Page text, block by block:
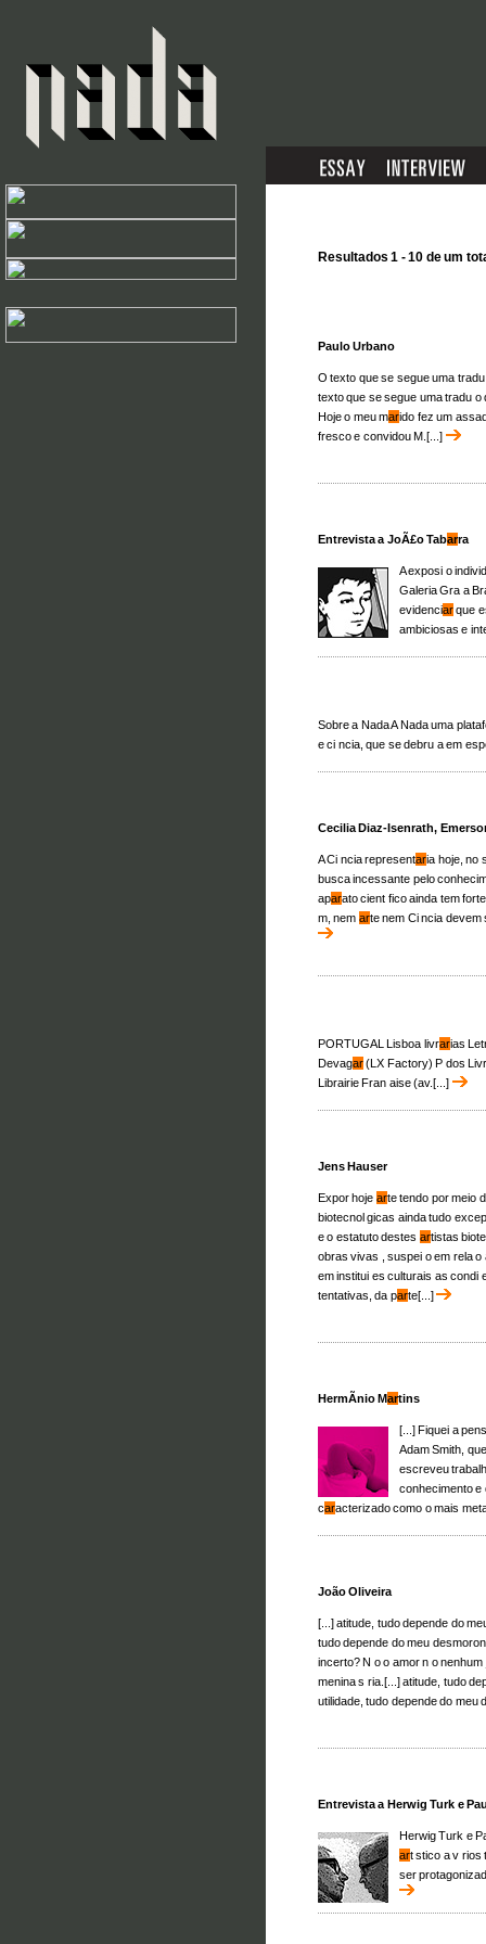
Resultados 1 - 10 de um
Paulo Urbano
O texto que se segue uma
texto que se segue uma tradu
Hoje o meu marido fez um
fresco e convidou M.[...]
Entrevista a JoÃ£o Tabarra
A exposi o
Galeria Gra a
evidenciarque
ambiciosas e
Sobre a Nada A Nada uma
e ci ncia, que se debru a em
Cecilia Diaz-Isenrath,
A Ci ncia representaria hoje, no
busca incessante pelo
aparato cient fico ainda tem
m, nem arte nem Ci ncia
PORTUGAL Lisboa livrarias
Devagar(LX Factory) P dos
Librairie Fran aise (av.[...]
Jens Hauser
Expor hoje arte tendo por meio
biotecnol gicas ainda tudo
e o estatuto destes artistas
obras vivas , suspei o em rela
em institui es culturais as condi
tentativas, da parte[...]
HermÃ­nio Martins
[...] Fiquei a
Adam Smith,
escreveu
conhecimento e
caracterizado como o mais
João Oliveira
[...] atitude, tudo depende do
tudo depende do meu desmoron
incerto? N o o amor n o
menina s ria.[...] atitude, tudo
utilidade, tudo depende do meu
Entrevista a Herwig Turk e
Herwig Turk e
art stico a v rios
ser